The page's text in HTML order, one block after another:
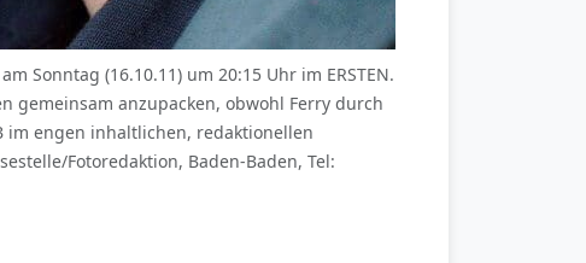
Sonntag (16.10.11) um 20:15 Uhr im ERSTEN.
gemeinsam anzupacken, obwohl Ferry durch
im engen inhaltlichen, redaktionellen
Fotoredaktion, Baden-Baden, Tel: